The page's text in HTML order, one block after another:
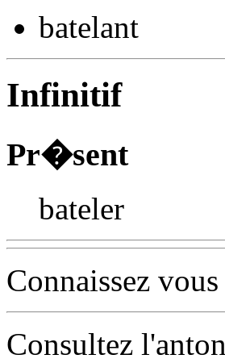
batelant
Infinitif
Pr�sent
bateler
Connaissez
Consultez